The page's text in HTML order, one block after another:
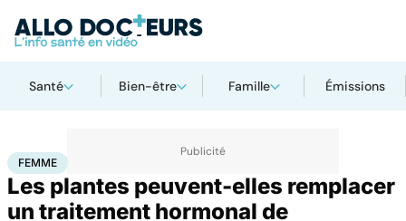
Santé Bien-être Famille Émissions
AccueilBien-être
FEMME
Les plantes peuvent-elles remplacer
un traitement hormonal de